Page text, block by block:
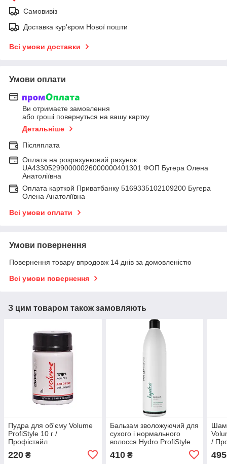
Самовивіз
Доставка кур'єром Нової пошти
Всі умови доставки
Умови оплати
Ви отримаєте замовлення
або гроші повернуться на вашу картку
Детальніше
Післяплата
Оплата на розрахунковий рахунок
UA433052990000026000000401301 ФОП Бугера Олена
Анатоліївна
Оплата карткой Приватбанку 5169335102109200 Бугера
Олена Анатоліївна
Всі умови оплати
Умови повернення
Повернення товару впродовж 14 днів за домовленістю
Всі умови повернення
З цим товаром також замовляють
Пудра для об'єму Volume
ProfiStyle 10 г /
Профістайл
220 ₴
Бальзам зволожуючий для
сухого і нормального
волосся Hydro ProfiStyle
410₴
/
495